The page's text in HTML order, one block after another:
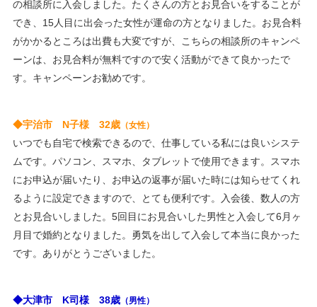
❤＞
2019/12/10 ・ブログ更新 ＜プロフィールの写真＞
2019/12/10 冬の婚活応援キャンペーンを掲載しました。
2019/10/31 ・ブログ更新 ＜ご成婚おめでとうございます
イス＞
2019/09/10 秋の婚活応援キャンペーンを掲載しました。
2019/08/29 ・ブログ更新 ＜結婚相談所の価格＞
2019/08/26 パーティ情報を更新しました。
2019/08/03 お盆休暇： 8/11（日）～ 8/18（日）
2019/08/03 ・ブログ更新 ＜ご成婚おめでとうございます
❤＞
2019/07/31 新しいお喜びの声が届きましたので「お客様の
2019/07/31 ・ブログ更新 ＜交際期間短縮婚が多い？＞
の相談所に入会しました。たくさんの方とお見合いをすることが
でき、15人目に出会った女性が運命の方となりました。お見合料
がかかるところは出費も大変ですが、こちらの相談所のキャンペ
ーンは、お見合料が無料ですので安く活動ができて良かったで
す。キャンペーンお勧めです。
◆宇治市 N子様 32歳（女性）
いつでも自宅で検索できるので、仕事している私には良いシステ
ムです。パソコン、スマホ、タブレットで使用できます。スマホ
にお申込が届いたり、お申込の返事が届いた時には知らせてくれ
るように設定できますので、とても便利です。入会後、数人の方
とお見合いしました。5回目にお見合いした男性と入会して6月ヶ
月目で婚約となりました。勇気を出して入会して本当に良かった
です。ありがとうございました。
◆大津市 K司様 38歳（男性）